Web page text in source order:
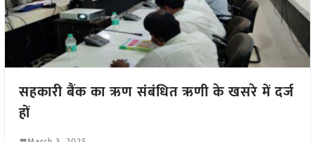
सहकारी बैंक का ऋण संबंधित ऋणी के खसरे में दर्ज
हों